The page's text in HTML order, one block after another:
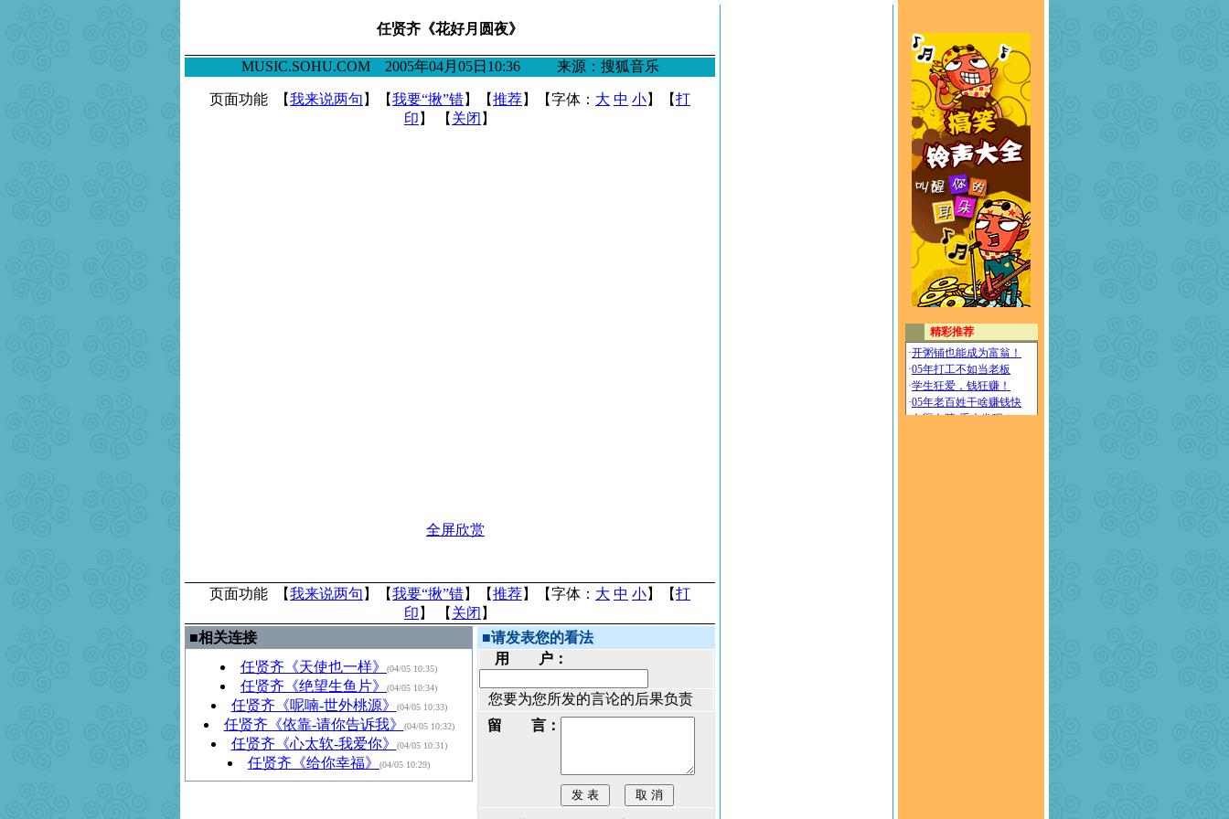
任贤齐《花好月圆夜》
MUSIC.SOHU.COM 2005年04月05日10:36 来源：搜狐音乐
页面功能 【我来说两句 】【我要“揪”错】【推荐】【字体： 大 中 小】【打
印 】 【 关闭 】
全屏欣赏
页面功能 【我来说两句 】【我要“揪”错】【推荐】【字体： 大 中 小】【打
印 】 【 关闭 】
■相关连接
任贤齐《天使也一样》
(04/05 10:35)
任贤齐《绝望生鱼片》 (04/05 10:34)
任贤齐《呢喃-世外桃源》 (04/05 10:33)
任贤齐《依靠-请你告诉我》 (04/05 10:32)
任贤齐《心太软-我爱你》 (04/05 10:31)
任贤齐《给你幸福》 (04/05 10:29)
■请发表您的看法
用 户：
您要为您所发的言论的后果负责
留 言：